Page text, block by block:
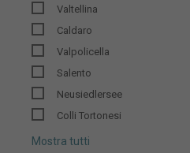
Valtellina
Caldaro
Valpolicella
Salento
Neusiedlersee
Colli Tortonesi
Mostra tutti